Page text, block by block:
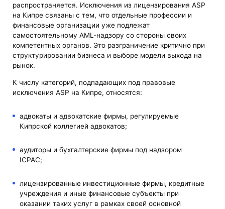
распространяется. Исключения из лицензирования ASP
на Кипре связаны с тем, что отдельные профессии и
финансовые организации уже подлежат
самостоятельному AML-надзору со стороны своих
компетентных органов. Это разграничение критично при
структурировании бизнеса и выборе модели выхода на
рынок.
К числу категорий, подпадающих под правовые
исключения ASP на Кипре, относятся:
адвокаты и адвокатские фирмы, регулируемые
Кипрской коллегией адвокатов;
аудиторы и бухгалтерские фирмы под надзором
ICPAC;
лицензированные инвестиционные фирмы, кредитные
учреждения и иные финансовые субъекты при
оказании таких услуг в рамках своей основной